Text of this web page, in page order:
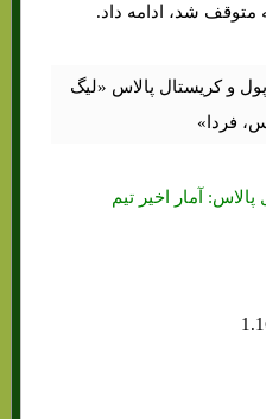
متوقف شد، ادامه داد.
آمار اخیر تیم